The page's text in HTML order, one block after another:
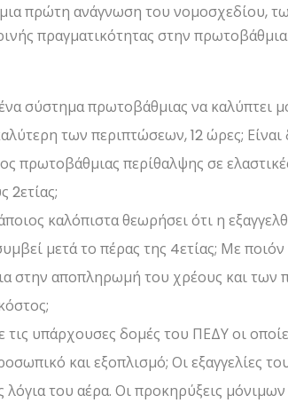
πρώτη ανάγνωση του νομοσχεδίου,
πραγματικότητας στην
σύστημα πρωτοβάθμιας να καλύπτει
των περιπτώσεων, 12 ώρες; Είναι
πρωτοβάθμιας περίθαλψης σε
2ετίας;
καλόπιστα θεωρήσει ότι η
μετά το πέρας της 4ετίας; Με
στην αποπληρωμή του χρέους και των
τις υπάρχουσες δομές του ΠΕΔΥ οι
και εξοπλισμό; Οι εξαγγελίες
του αέρα. Οι προκηρύξεις